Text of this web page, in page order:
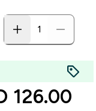
126.00 AED‎